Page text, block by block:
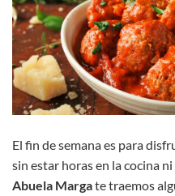
El fin de semana es para
sin estar horas en la cocina
Abuela Margate traemos